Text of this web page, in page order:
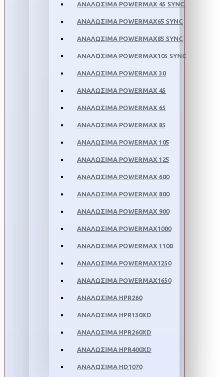
ΑΝΑΛΩΣΙΜΑ POWERMAX 45 SYNC
ΑΝΑΛΩΣΙΜΑ POWERMAX65 SYNC
ΑΝΑΛΩΣΙΜΑ POWERMAX85 SYNC
ΑΝΑΛΩΣΙΜΑ POWERMAX105 SYNC
ΑΝΑΛΩΣΙΜΑ POWERMAX 30
ΑΝΑΛΩΣΙΜΑ POWERMAX 45
ΑΝΑΛΩΣΙΜΑ POWERMAX 65
ΑΝΑΛΩΣΙΜΑ POWERMAX 85
ΑΝΑΛΩΣΙΜΑ POWERMAX 105
ΑΝΑΛΩΣΙΜΑ POWERMAX 125
ΑΝΑΛΩΣΙΜΑ POWERMAX 600
ΑΝΑΛΩΣΙΜΑ POWERMAX 800
ΑΝΑΛΩΣΙΜΑ POWERMAX 900
ΑΝΑΛΩΣΙΜΑ POWERMAX1000
ΑΝΑΛΩΣΙΜΑ POWERMAX 1100
ΑΝΑΛΩΣΙΜΑ POWERMAX1250
ΑΝΑΛΩΣΙΜΑ POWERMAX1650
ΑΝΑΛΩΣΙΜΑ HPR260
ΑΝΑΛΩΣΙΜΑ HPR130XD
ΑΝΑΛΩΣΙΜΑ HPR260XD
ΑΝΑΛΩΣΙΜΑ HPR400XD
ΑΝΑΛΩΣΙΜΑ HD1070